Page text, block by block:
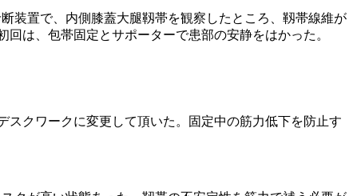
装置で、内側膝蓋大腿靱帯を観察したところ、靱帯線維が
は、包帯固定とサポーターで患部の安静をはかった。
クワークに変更して頂いた。固定中の筋力低下を防止す